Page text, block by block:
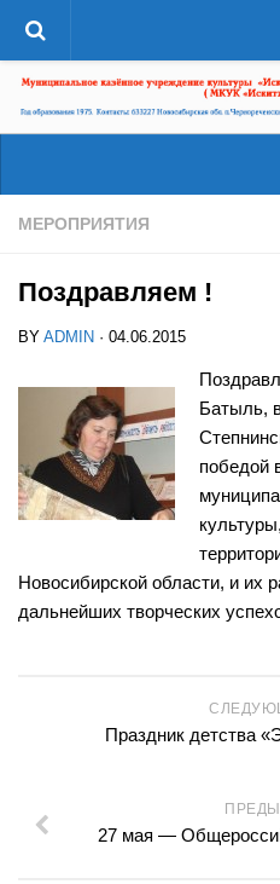
О системе
ЦБС в СМИ
А-Г
Агролесовская
Беловская сельская
Сельская
Бурмистровская
Быстровская
Гусельниковская
Евсинская сельская
Сельская
Читателям
Ресурсы
Наши успехи
Проекты
Конкурсы
Независимая оценка качества
Нормативно — правовые
Результаты независимой
Карта сайта
МЕРОПРИЯТИЯ
Поздравляем !
BY ADMIN · 04.06.2015
Батыль,
победой
Новосибирской области, и их
дальнейших творческих
Праздник детства
27 мая —